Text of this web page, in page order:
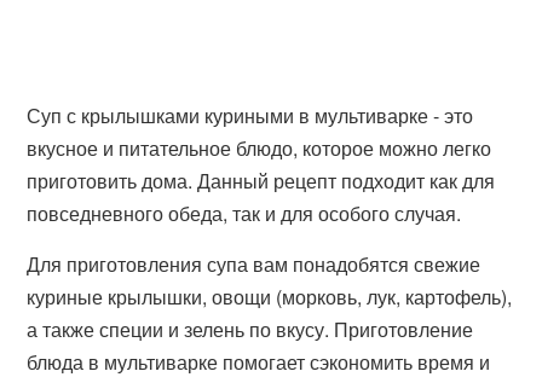
Суп с крылышками куриными в мультиварке - это
вкусное и питательное блюдо, которое можно легко
приготовить дома. Данный рецепт подходит как для
повседневного обеда, так и для особого случая.
Для приготовления супа вам понадобятся свежие
куриные крылышки, овощи (морковь, лук, картофель),
а также специи и зелень по вкусу. Приготовление
блюда в мультиварке помогает сэкономить время и